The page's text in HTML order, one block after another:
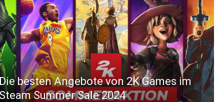
besten Angebote von 2K Games im
Summer Sale 2024